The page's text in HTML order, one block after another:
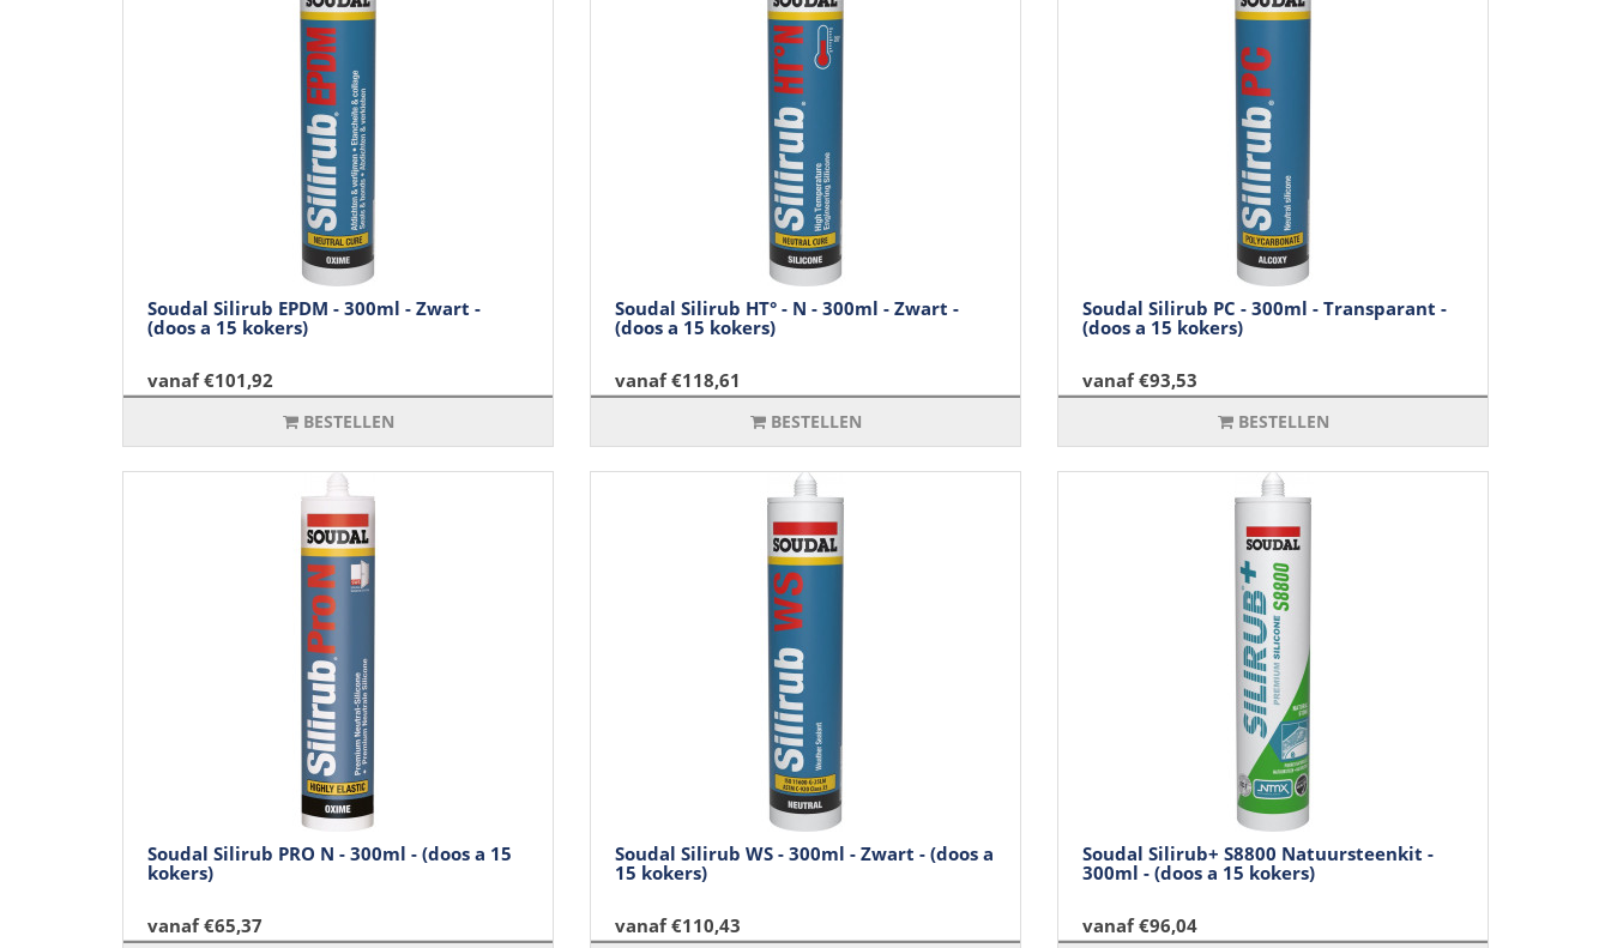
Soudal Silirub EPDM - 300ml - Zwart -
(doos a 15 kokers)
vanaf €101,92
BESTELLEN
Soudal Silirub HT° - N - 300ml - Zwart -
(doos a 15 kokers)
vanaf €118,61
BESTELLEN
Soudal Silirub PC - 300ml - Transparant -
(doos a 15 kokers)
vanaf €93,53
BESTELLEN
Soudal Silirub PRO N - 300ml - (doos a 15
kokers)
vanaf €65,37
Soudal Silirub WS - 300ml - Zwart - (doos a
15 kokers)
vanaf €110,43
Soudal Silirub+ S8800 Natuursteenkit -
300ml - (doos a 15 kokers)
vanaf €96,04